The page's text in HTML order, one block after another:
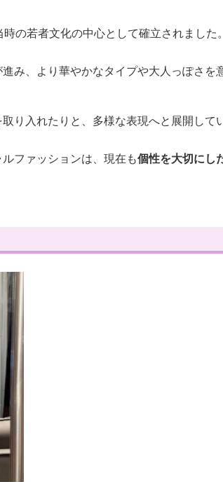
の若者文化の中心として確立されました。
み、より華やかなタイプや大人っぽさを
り入れたりと、多様な表現へと展開して
ファッションは、現在も個性を大切にし